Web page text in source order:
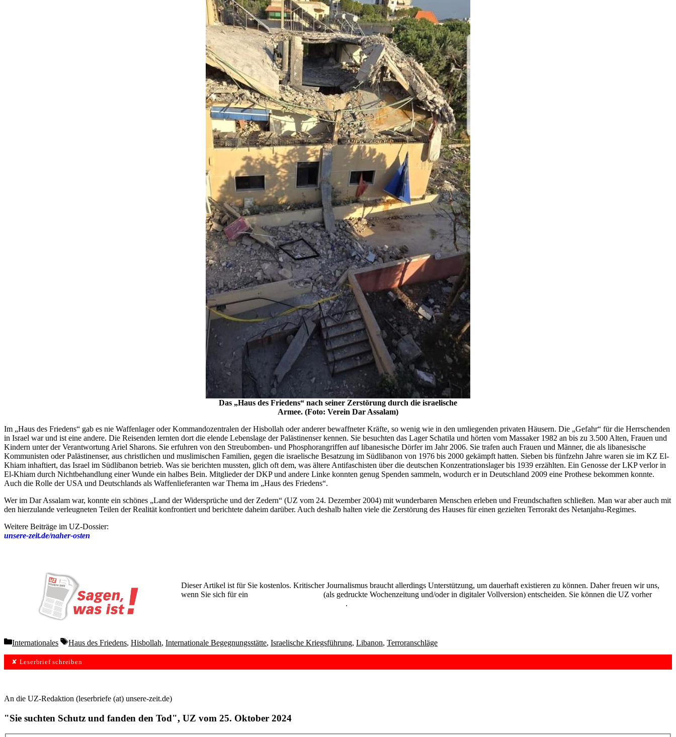
Das „Haus des Friedens“ nach seiner Zerstörung durch die israelische
Armee. (Foto: Verein Dar Assalam)
Im „Haus des Friedens“ gab es nie Waffenlager oder Kommandozentralen der Hisbollah oder anderer bewaffneter Kräfte, so wenig wie in den umliegenden privaten Häusern. Die „Gefahr“ für die Herrschenden
in Israel war und ist eine andere. Die Reisenden lernten dort die elende Lebenslage der Palästinenser kennen. Sie besuchten das Lager Schatila und hörten vom Massaker 1982 an bis zu 3.500 Alten, Frauen und
Kindern unter der Verantwortung Ariel Sharons. Sie erfuhren von den Streubomben- und Phosphorangriffen auf libanesische Dörfer im Jahr 2006. Sie trafen auch Frauen und Männer, die als libanesische
Kommunisten oder Palästinenser, aus christlichen und muslimischen Familien, gegen die israelische Besatzung im Südlibanon von 1976 bis 2000 gekämpft hatten. Sieben bis fünfzehn Jahre waren sie im KZ El-
Khiam inhaftiert, das Israel im Südlibanon betrieb. Was sie berichten mussten, glich oft dem, was ältere Antifaschisten über die deutschen Konzentrationslager bis 1939 erzählten. Ein Genosse der LKP verlor in
El-Khiam durch Nichtbehandlung einer Wunde ein halbes Bein. Mitglieder der DKP und andere Linke konnten genug Spenden sammeln, wodurch er in Deutschland 2009 eine Prothese bekommen konnte.
Auch die Rolle der USA und Deutschlands als Waffenlieferanten war Thema im „Haus des Friedens“.
Wer im Dar Assalam war, konnte ein schönes „Land der Widersprüche und der Zedern“ (UZ vom 24. Dezember 2004) mit wunderbaren Menschen erleben und Freundschaften schließen. Man war aber auch mit
den hierzulande verleugneten Teilen der Realität konfrontiert und berichtete daheim darüber. Auch deshalb halten viele die Zerstörung des Hauses für einen gezielten Terrorakt des Netanjahu-Regimes.
Weitere Beiträge im UZ-Dossier:
unsere-zeit.de/naher-osten
Dieser Artikel ist für Sie kostenlos. Kritischer Journalismus braucht allerdings Unterstützung, um dauerhaft existieren zu können. Daher freuen wir uns,
wenn Sie sich für ein
(als gedruckte Wochenzeitung und/oder in digitaler Vollversion) entscheiden. Sie können die UZ vorher
.
Categories
Internationales Tags
Haus des Friedens, Hisbollah, Internationale Begegnungsstätte, Israelische Kriegsführung, Libanon, Terroranschläge
✘ Leserbrief schreiben
An die UZ-Redaktion (leserbriefe (at) unsere-zeit.de)
"Sie suchten Schutz und fanden den Tod", UZ vom 25. Oktober 2024